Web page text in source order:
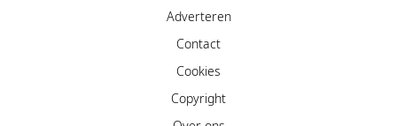
Adverteren
Contact
Cookies
Copyright